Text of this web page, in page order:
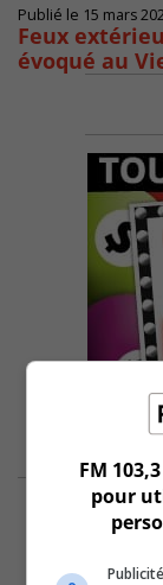
Publié le 15 mars
Feux
évoqué au
FM
pour